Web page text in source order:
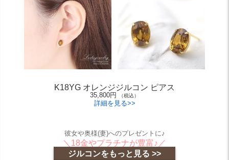
K18YG オレンジジルコン ピアス
35,800円 （税込）
詳細を見る>>
彼女や奥様(妻)へのプレゼントに♪
＼18金やプラチナが豊富♪／
ジルコンをもっと見る >>